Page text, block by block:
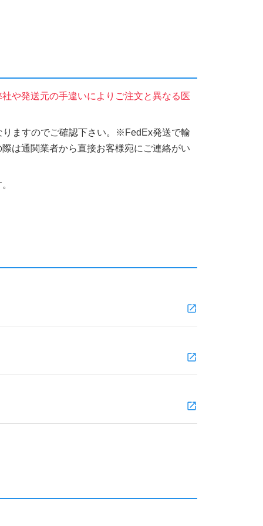
や発送元の手違いによりご注文と異なる医
ますのでご確認下さい。※FedEx発送で輸
は通関業者から直接お客様宛にご連絡がい